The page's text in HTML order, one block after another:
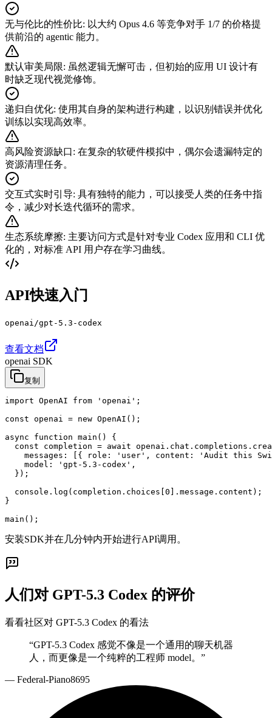
无与伦比的性价比: 以大约 Opus 4.6 等竞争对手 1/7 的价格提
供前沿的 agentic 能力。
默认审美局限: 虽然逻辑无懈可击，但初始的应用 UI 设计有
时缺乏现代视觉修饰。
递归自优化: 使用其自身的架构进行构建，以识别错误并优化
训练以实现高效率。
高风险资源缺口: 在复杂的软硬件模拟中，偶尔会遗漏特定的
资源清理任务。
交互式实时引导: 具有独特的能力，可以接受人类的任务中指
令，减少对长迭代循环的需求。
生态系统摩擦: 主要访问方式是针对专业 Codex 应用和 CLI 优
化的，对标准 API 用户存在学习曲线。
API快速入门
openai/gpt-5.3-codex
查看文档
openai SDK
复制
import OpenAI from 'openai';
const openai = new OpenAI();
async function main() {
const completion = await
messages: [{ role: 'user', content: 'Audit this
    model: 'gpt-5.3-codex',
  });
  console.log(completion.choices[0].message.content);
}
main();
安装SDK并在几分钟内开始进行API调用。
人们对 GPT-5.3 Codex 的评价
看看社区对 GPT-5.3 Codex 的看法
“GPT-5.3 Codex 感觉不像是一个通用的聊天机器
人，而更像是一个纯粹的工程师 model。 ”
— Federal-Piano8695